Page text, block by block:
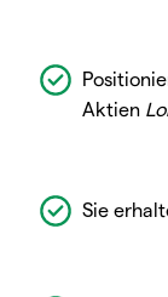
Aktien
Sie